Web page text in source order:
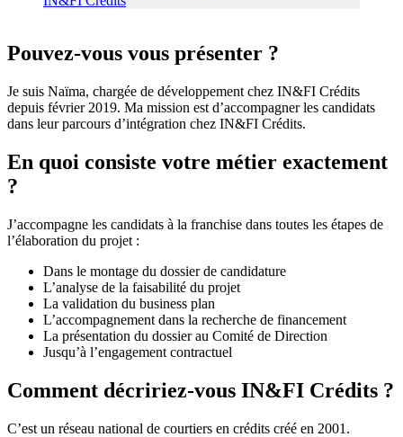
Pouvez-vous vous présenter ?
Je suis Naïma, chargée de développement chez IN&FI Crédits
depuis février 2019. Ma mission est d’accompagner les candidats
dans leur parcours d’intégration chez IN&FI Crédits.
En quoi consiste votre métier exactement
?
J’accompagne les candidats à la franchise dans toutes les étapes de
l’élaboration du projet :
Dans le montage du dossier de candidature
L’analyse de la faisabilité du projet
La validation du business plan
L’accompagnement dans la recherche de financement
La présentation du dossier au Comité de Direction
Jusqu’à l’engagement contractuel
Comment décririez-vous IN&FI Crédits ?
C’est un réseau national de courtiers en crédits créé en 2001.